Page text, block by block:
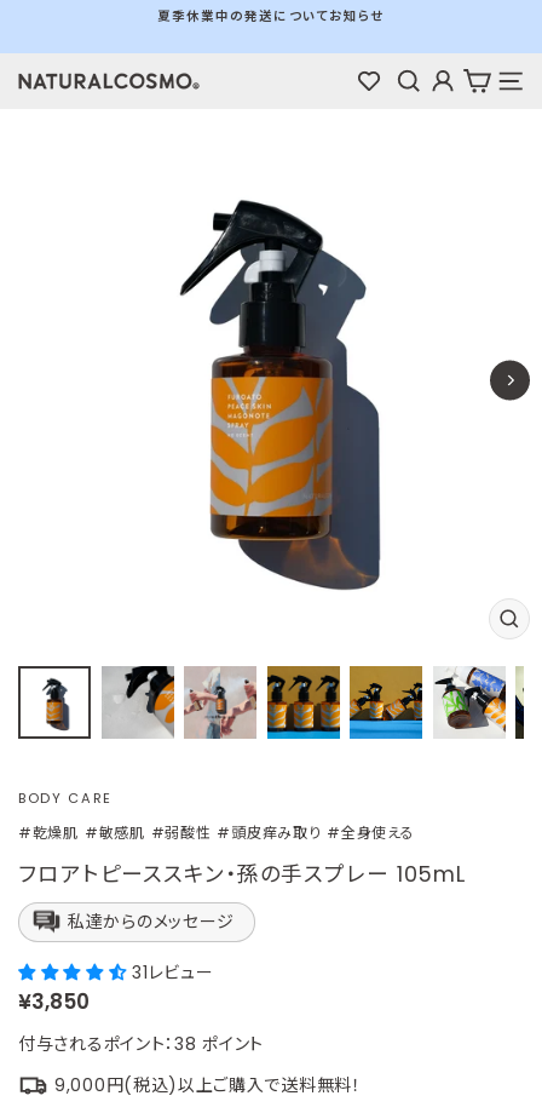
ー
を
停
止
る
夏季休業中の発送についてお知らせ
検索 ログイン
カート
閉
る
BODY CARE
#乾燥肌 #敏感肌 #弱酸性 #頭皮痒み取り #全身使える
フロアトピーススキン・孫の手スプレー 105mL
私達からのメッセージ
31レビュー
定
¥3,850
付与されるポイント： 38 ポイント
9,000円(税込)以上ご購入で送料無料！